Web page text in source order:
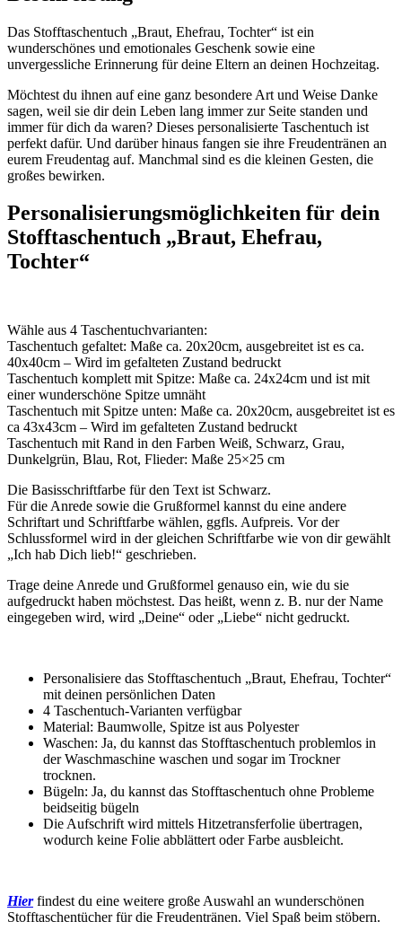
Das Stofftaschentuch „Braut, Ehefrau, Tochter“ ist ein
wunderschönes und emotionales Geschenk sowie eine
unvergessliche Erinnerung für deine Eltern an deinen Hochzeitag.
Möchtest du ihnen auf eine ganz besondere Art und Weise Danke
sagen, weil sie dir dein Leben lang immer zur Seite standen und
immer für dich da waren? Dieses personalisierte Taschentuch ist
perfekt dafür. Und darüber hinaus fangen sie ihre Freudentränen an
eurem Freudentag auf. Manchmal sind es die kleinen Gesten, die
großes bewirken.
Personalisierungsmöglichkeiten für dein
Stofftaschentuch „Braut, Ehefrau,
Tochter“
Wähle aus 4 Taschentuchvarianten:
Taschentuch gefaltet: Maße ca. 20x20cm, ausgebreitet ist es ca.
40x40cm – Wird im gefalteten Zustand bedruckt
Taschentuch komplett mit Spitze: Maße ca. 24x24cm und ist mit
einer wunderschöne Spitze umnäht
Taschentuch mit Spitze unten: Maße ca. 20x20cm, ausgebreitet ist es
ca 43x43cm – Wird im gefalteten Zustand bedruckt
Taschentuch mit Rand in den Farben Weiß, Schwarz, Grau,
Dunkelgrün, Blau, Rot, Flieder: Maße 25×25 cm
Die Basisschriftfarbe für den Text ist Schwarz.
Für die Anrede sowie die Grußformel kannst du eine andere
Schriftart und Schriftfarbe wählen, ggfls. Aufpreis. Vor der
Schlussformel wird in der gleichen Schriftfarbe wie von dir gewählt
„Ich hab Dich lieb!“ geschrieben.
Trage deine Anrede und Grußformel genauso ein, wie du sie
aufgedruckt haben möchstest. Das heißt, wenn z. B. nur der Name
eingegeben wird, wird „Deine“ oder „Liebe“ nicht gedruckt.
Personalisiere das Stofftaschentuch „Braut, Ehefrau, Tochter“
mit deinen persönlichen Daten
4 Taschentuch-Varianten verfügbar
Material: Baumwolle, Spitze ist aus Polyester
Waschen: Ja, du kannst das Stofftaschentuch problemlos in
der Waschmaschine waschen und sogar im Trockner
trocknen.
Bügeln: Ja, du kannst das Stofftaschentuch ohne Probleme
beidseitig bügeln
Die Aufschrift wird mittels Hitzetransferfolie übertragen,
wodurch keine Folie abblättert oder Farbe ausbleicht.
Hierfindest du eine weitere große Auswahl an wunderschönen
Stofftaschentücher für die Freudentränen. Viel Spaß beim stöbern.